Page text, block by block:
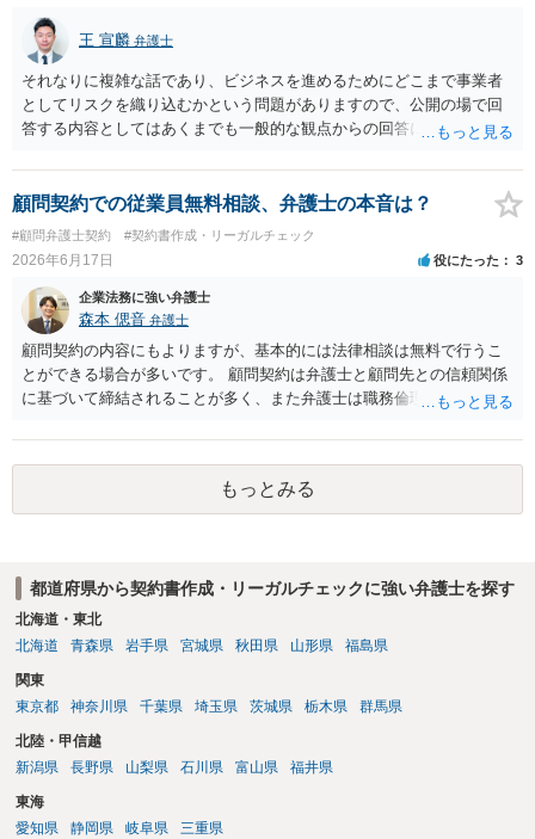
王 宣麟 弁護士
それなりに複雑な話であり、ビジネスを進めるためにどこまで事業者
としてリスクを織り込むかという問題がありますので、公開の場で回
答する内容としてはあくまでも一般的な観点からの回答になります
授業・言語コーチング」と明確に位置付け、サーフィンや農業体験、
工場見学等のアクティビティは、旅行商品ではなく授業に付随した無
償の交流・学習機会として整理すること。 ・宿泊・交通・レンタカー
等の契約主体および支払は常にクライアント本人と事業者の間で完結
させ、日本語講師は予約手続や支払の代理・媒介・取次・窓口を担わ
ないこと。 ・利用規約・免責条項では、①講師は旅行業者ではなく運
送・宿泊等のサービス提供者とは独立した立場であること、②参加者
の移動・アクティビティ参加は自己の判断と責任によること、③講師
の故意・重大な過失を除く範囲で事故等についての責任を限定するこ
とを明示すること。 この辺りは意識して書類等を作成された方がよろ
しいかと思います。 公開の場で個別具体的な内容に従って回答するの
にも限界がありますので、資料などを持参の上、弁護士の相談される
ことをお勧めします。
顧問契約での従業員無料相談、弁護士の本音は？
#顧問弁護士契約 #契約書作成・リーガルチェック
2026年6月17日 役にたった 3
企業法務に強い弁護士
森本 偲音 弁護士
顧問契約の内容にもよりますが、基本的には法律相談は無料で行うこ
とができる場合が多いです。 顧問契約は弁護士と顧問先との信頼関係
に基づいて締結されることが多く、また弁護士は職務倫理上誠実に職
といった理由で真剣に回答しないということはございません。 仮にそ
ういった弁護士がいる場合は、その方個人の問題になりますが、顧問
先から顧問契約を打ち切られたり、場合によっては懲戒請求を 受ける
といったことになろうかと存じます。 以上ご参考までに。
もっとみる
都道府県から契約書作成・リーガルチェックに強い弁護士を探す
北海道・東北
北海道
青森県 岩手県 宮城県 秋田県 山形県 福島県
関東
東京都
神奈川県 千葉県 埼玉県 茨城県 栃木県 群馬県
北陸・甲信越
新潟県
長野県 山梨県 石川県 富山県 福井県
東海
愛知県
静岡県 岐阜県 三重県